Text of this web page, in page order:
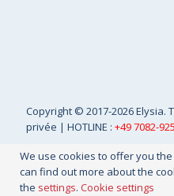
Copyright © 2017-2026
privée | HOTLINE :+49 7082-
We use cookies to offer you
can find out more about the
the settings. Cookie settings